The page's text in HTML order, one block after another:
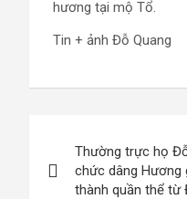
hương tại mộ Tổ.
Tin + ảnh Đỗ Quang
hướng
Thường trực họ
chức dâng Hương
thành quần thể